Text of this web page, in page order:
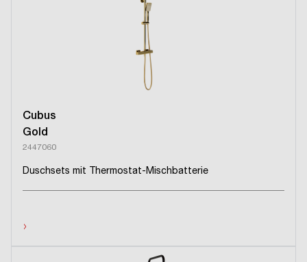
Cubus
Gold
2447060
Duschsets mit Thermostat-Mischbatterie
›